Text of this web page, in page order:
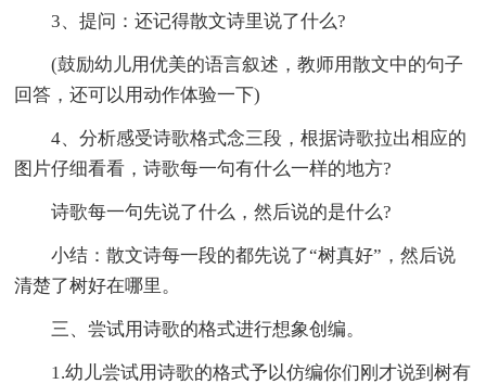
3、提问：还记得散文诗里说了什么?
(鼓励幼儿用优美的语言叙述，教师用散文中的句子
回答，还可以用动作体验一下)
4、分析感受诗歌格式念三段，根据诗歌拉出相应的
图片仔细看看，诗歌每一句有什么一样的地方?
诗歌每一句先说了什么，然后说的是什么?
小结：散文诗每一段的都先说了“树真好”，然后说
清楚了树好在哪里。
三、尝试用诗歌的格式进行想象创编。
1.幼儿尝试用诗歌的格式予以仿编你们刚才说到树有